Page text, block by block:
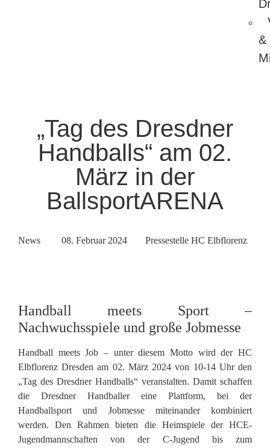
&
„Tag des Dresdner
Handballs“ am 02.
März in der
BallsportARENA
News 08. Februar 2024 Pressestelle HC Elbflorenz
Handball meets Sport –
Nachwuchsspiele und große Jobmesse
Handball meets Job – unter diesem Motto wird der HC
Elbflorenz Dresden am 02. März 2024 von 10-14 Uhr den
„Tag des Dresdner Handballs“ veranstalten. Damit schaffen
die Dresdner Handballer eine Plattform, bei der
Handballsport und Jobmesse miteinander kombiniert
werden. Den Rahmen bieten die Heimspiele der HCE-
Jugendmannschaften von der C-Jugend bis zum